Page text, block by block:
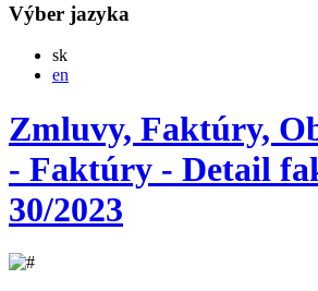
Výber jazyka
skSlovensky
en
Zmluvy, Faktúry,
- Faktúry - Detail
30/2023